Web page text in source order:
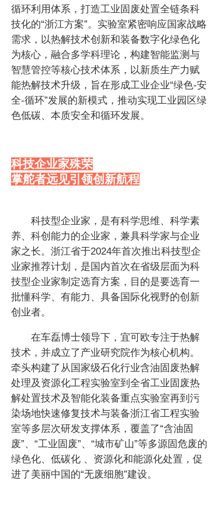
循环利用体系，打造工业固废处置全链条科
技化的“浙江方案”。实验室紧密响应国家战略
需求，以热解技术创新和装备数字化绿色化
为核心，融合多学科理论，构建智能监测与
智慧管控等核心技术体系，以新质生产力赋
能热解技术升级，旨在形成工业企业“绿色-安
全-循环”发展的新模式，推动实现工业园区绿
色低碳、本质安全和循环发展。
科技企业家殊荣
掌舵者远见引领创新航程
科技型企业家，是有科学思维、科学素
养、科创能力的企业家，兼具科学家与企业
家之长。浙江省于2024年首次推出科技型企
业家推荐计划，是国内首次在省级层面为科
技型企业家制定选育方案，目的是要选育一
批懂科学、有能力、具备国际化视野的创新
创业者。
在车磊博士领导下，宜可欧专注于热解
技术，并成立了产业研究院作为核心机构。
牵头构建了从国家级石化行业含油固废热解
处理及资源化工程实验室到全省工业固废热
解处置技术及智能化装备重点实验室再到污
染场地快速修复技术与装备浙江省工程实验
室等多层次研发支撑体系，覆盖了“含油固
废”、“工业固废”、“城市矿山”等多源固危废的
绿色化、低碳化 、资源化和能源化处置，促
进了美丽中国的“无废细胞”建设。